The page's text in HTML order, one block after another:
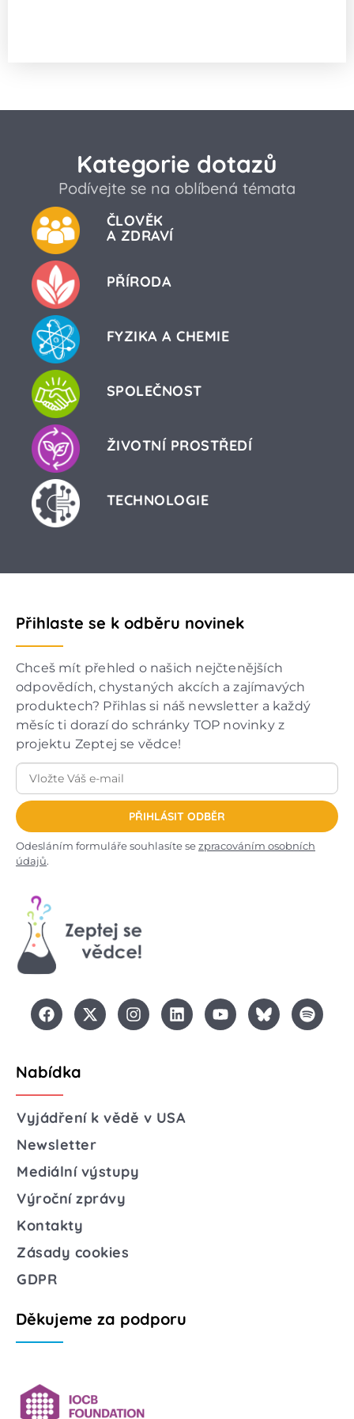
Kategorie dotazů
Podívejte se na oblíbená témata
ČLOVĚK
A ZDRAVÍ
PŘÍRODA
FYZIKA A CHEMIE
SPOLEČNOST
ŽIVOTNÍ PROSTŘEDÍ
TECHNOLOGIE
Přihlaste se k odběru novinek
Chceš mít přehled o našich nejčtenějších
odpovědích, chystaných akcích a zajímavých
produktech? Přihlas si náš newsletter a každý
měsíc ti dorazí do schránky TOP novinky z
projektu Zeptej se vědce!
PŘIHLÁSIT ODBĚR
Odesláním formuláře souhlasíte sezpracováním osobních
údajů.
Nabídka
Vyjádření k vědě v USA
Newsletter
Mediální výstupy
Výroční zprávy
Kontakty
Zásady cookies
GDPR
Děkujeme za podporu